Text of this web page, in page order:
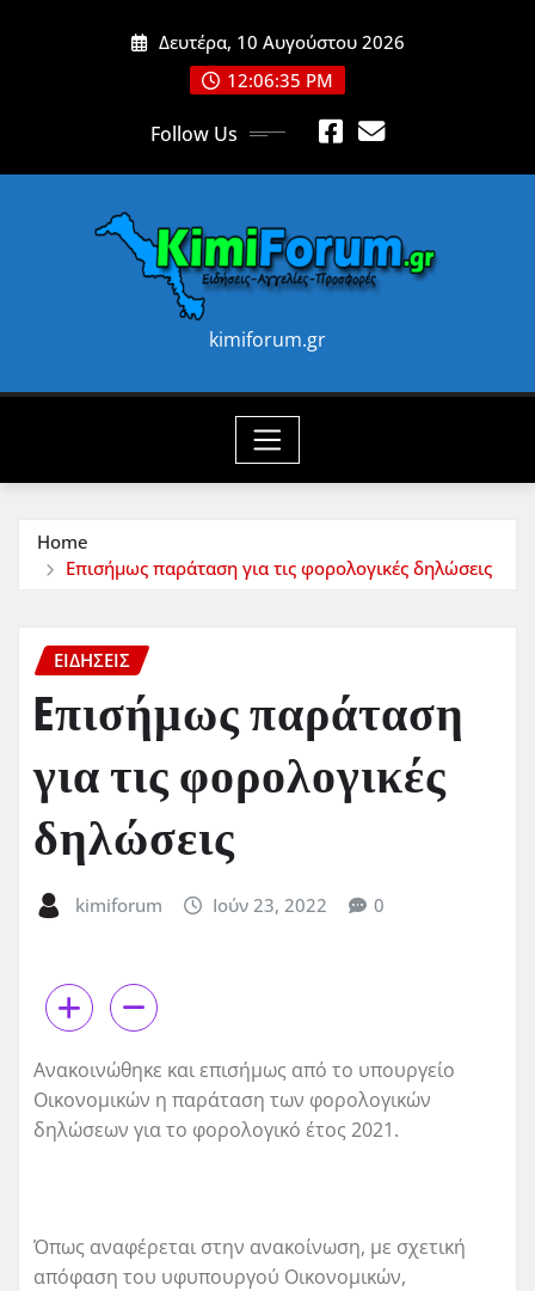
Δευτέρα, 10 Αυγούστου 2026
12:06:36 PM
Follow Us
kimiforum.gr
Home
Eπισήμως παράταση για τις φορολογικές δηλώσεις
ΕΙΔΗΣΕΙΣ
Eπισήμως παράταση
για τις φορολογικές
δηλώσεις
kimiforum Ιούν 23, 2022 0
Ανακοινώθηκε και επισήμως από το υπουργείο
Οικονομικών η παράταση των φορολογικών
δηλώσεων για το φορολογικό έτος 2021.
Όπως αναφέρεται στην ανακοίνωση, με σχετική
απόφαση του υφυπουργού Οικονομικών,